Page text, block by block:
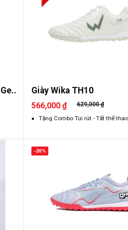
Giày Wika TH10
566,000 ₫ 629,000 ₫
Tặng Combo Túi rút - Tất thể
-20%